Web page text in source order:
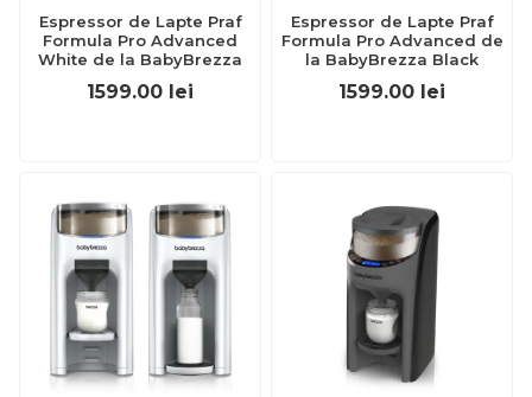
Espressor de Lapte Praf
Formula Pro Advanced
White de la BabyBrezza
1599.00 lei
Espressor de Lapte Praf
Formula Pro Advanced de
la BabyBrezza Black
1599.00 lei